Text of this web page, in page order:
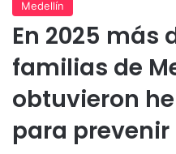
Medellín
En 2025 más
familias de
obtuvieron
para